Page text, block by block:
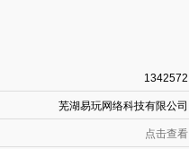
1342572
芜湖易玩网络科技有限公司
点击查看